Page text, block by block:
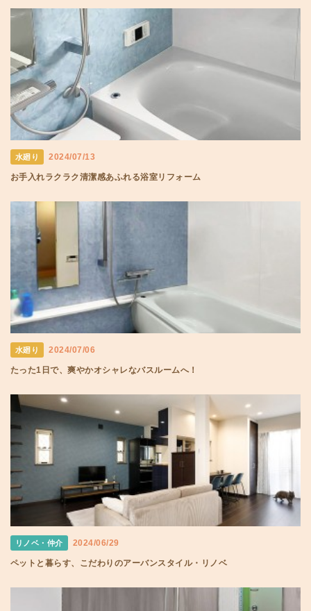
水廻り 2024/07/13
お手入れラクラク清潔感あふれる浴室リフォーム
水廻り 2024/07/06
たった1日で、爽やかオシャレなバスルームへ！
リノベ・仲介 2024/06/29
ペットと暮らす、こだわりのアーバンスタイル・リノベ